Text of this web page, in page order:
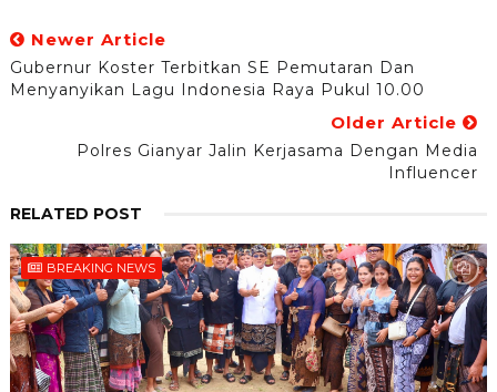
Newer Article
Gubernur Koster Terbitkan SE Pemutaran Dan
Menyanyikan Lagu Indonesia Raya Pukul 10.00
Older Article
Polres Gianyar Jalin Kerjasama Dengan Media
Influencer
RELATED POST
BREAKING NEWS